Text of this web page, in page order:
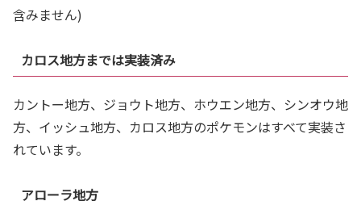
含みません)
カロス地方までは実装済み
カントー地方、ジョウト地方、ホウエン地方、シンオウ地
方、イッシュ地方、カロス地方のポケモンはすべて実装さ
れています。
アローラ地方